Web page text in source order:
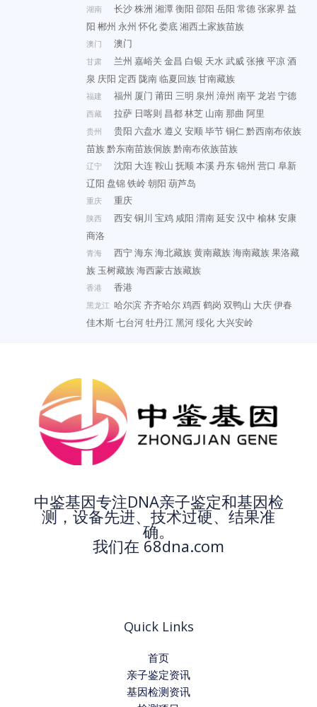
湖南 长沙株洲 湘潭衡阳 邵阳 岳阳 常德张家界 益
阳 郴州 永州 怀化娄底湘西土家族苗族
澳门 澳门
甘肃 兰州 嘉峪关 金昌 白银 天水武威张掖平凉酒
泉 庆阳 定西陇南临夏回族甘南藏族
福建 福州 厦门 莆田 三明 泉州 漳州 南平龙岩宁德
西藏 拉萨 日喀则 昌都林芝 山南那曲 阿里
贵州 贵阳 六盘水遵义 安顺毕节铜仁黔西南布依族
苗族黔东南苗族侗族黔南布依族苗族
辽宁 沈阳 大连鞍山 抚顺本溪丹东锦州 营口 阜新
辽阳 盘锦铁岭朝阳 葫芦岛
重庆 重庆
陕西 西安铜川 宝鸡 咸阳 渭南延安汉中 榆林安康
商洛
青海 西宁海东海北藏族黄南藏族海南藏族果洛藏
族 玉树藏族海西蒙古族藏族
香港 香港
黑龙江 哈尔滨齐齐哈尔鸡西鹤岗 双鸭山 大庆伊春
佳木斯七台河牡丹江黑河绥化 大兴安岭
中鉴基因专注DNA亲子鉴定和基因检
测，设备先进、技术过硬、结果准
确。
我们在 68dna.com
Quick Links
首页
亲子鉴定资讯
基因检测资讯